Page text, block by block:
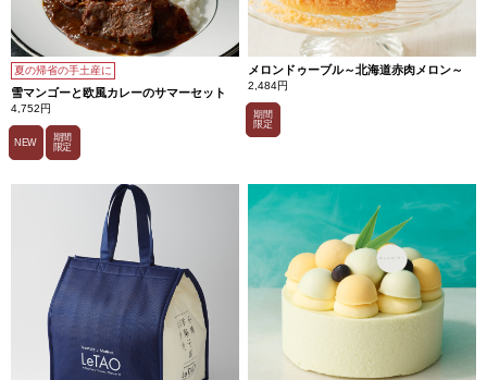
夏の帰省の手土産に
雪マンゴーと欧風カレーのサマーセット
4,752円
NEW
期間
限定
メロンドゥーブル～北海道赤肉メロン～
2,484円
期間
限定